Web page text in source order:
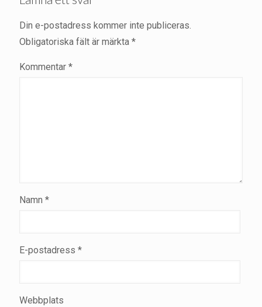
Din e-postadress kommer inte publiceras.
Obligatoriska fält är märkta *
Kommentar *
Namn *
E-postadress *
Webbplats